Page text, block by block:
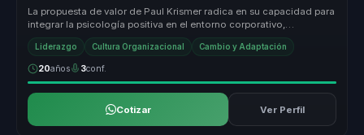
La propuesta de valor de Paul Krismer radica en su capacidad para
integrar la psicología positiva en el entorno corporativo,
ofreciendo h...
Liderazgo Cultura Organizacional Cambio y Adaptación
20años 3conf.
Cotizar Ver Perfil